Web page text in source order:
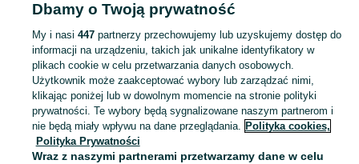
Popularne wyszukiwania
Dbamy o Twoją prywatność
My i nasi 447partnerzy przechowujemy lub uzyskujemy dostęp do
informacji na urządzeniu, takich jak unikalne identyfikatory w
plikach cookie w celu przetwarzania danych osobowych.
Użytkownik może zaakceptować wybory lub zarządzać nimi,
klikając poniżej lub w dowolnym momencie na stronie polityki
prywatności. Te wybory będą sygnalizowane naszym partnerom i
nie będą miały wpływu na dane przeglądania. Polityka cookies,
Polityka Prywatności
Wraz z naszymi partnerami przetwarzamy dane w celu